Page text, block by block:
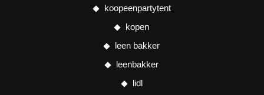
koopeenpartytent
kopen
leen bakker
leenbakker
lidl